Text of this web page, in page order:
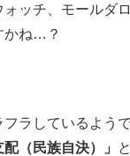
ッチ、モールダ
かね…？
ラしているようで
（民族自決）」